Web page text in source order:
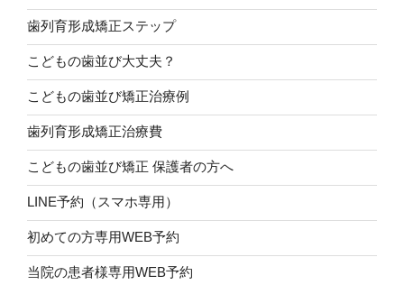
歯列育形成矯正ステップ
こどもの歯並び大丈夫？
こどもの歯並び矯正治療例
歯列育形成矯正治療費
こどもの歯並び矯正 保護者の方へ
LINE予約（スマホ専用）
初めての方専用WEB予約
当院の患者様専用WEB予約